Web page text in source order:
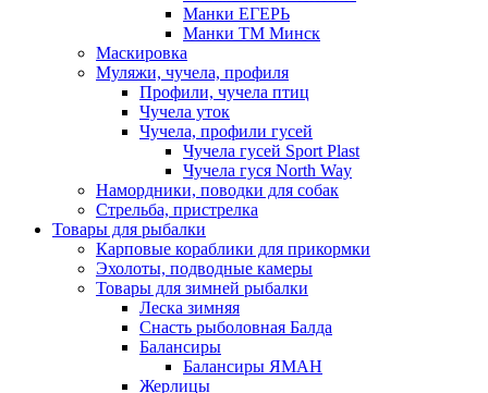
Манки ЕГЕРЬ
Манки ТМ Минск
Маскировка
Муляжи, чучела, профиля
Профили, чучела птиц
Чучела уток
Чучела, профили гусей
Чучела гусей Sport Plast
Чучела гуся North Way
Намордники, поводки для собак
Стрельба, пристрелка
Товары для рыбалки
Карповые кораблики для прикормки
Эхолоты, подводные камеры
Товары для зимней рыбалки
Леска зимняя
Снасть рыболовная Балда
Балансиры
Балансиры ЯМАН
Жерлицы